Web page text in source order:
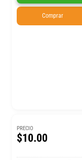
Comprar
PRECIO
$10.00